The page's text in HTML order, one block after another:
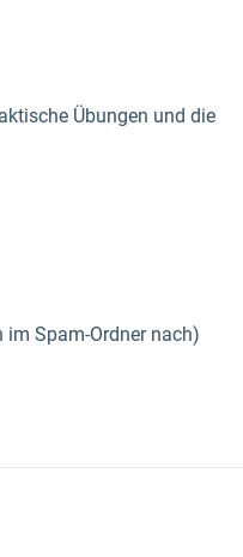
Übungen und die
Spam-Ordner nach)